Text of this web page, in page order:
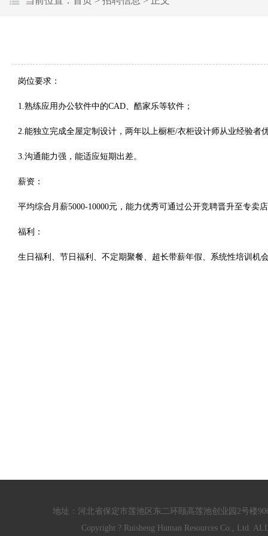
岗位要求：
1.熟练应用办公软件中的CAD、酷家乐等软件；
2.能独立完成全屋定制设计，两年以上橱柜/衣柜设计师从业经验者
3.沟通能力强，能适应短期出差。
薪资：
平均综合月薪5000-10000元，能力优秀可通过公开竞聘晋升至专卖
福利：
生日福利、节日福利、不定期聚餐、超长带薪年假、系统性培训机
地址：河北省保定市莲池区东二环颐高莲池创业园2号楼
Copyright ? Ruisheng Human Resources Co., Ltd.